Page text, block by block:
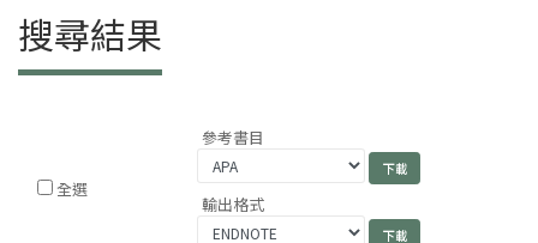
搜尋結果
全選
參考書目
輸出格式